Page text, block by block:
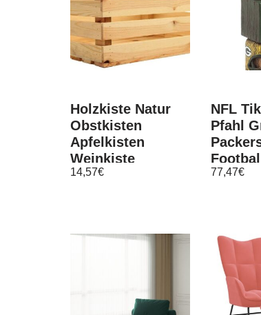
Holzkiste Natur
Obstkisten
Apfelkisten
Weinkiste
Bücherregalkiste
14,57€
NFL
Pfahl
Football
77,47€